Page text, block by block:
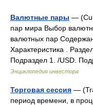
Валютные пары —
пар мира Выбор
валютных пар
Характеристика .
Подраздел 1. /USD.
Энциклопедия инвестора
Торговая сессия —
период времени, в